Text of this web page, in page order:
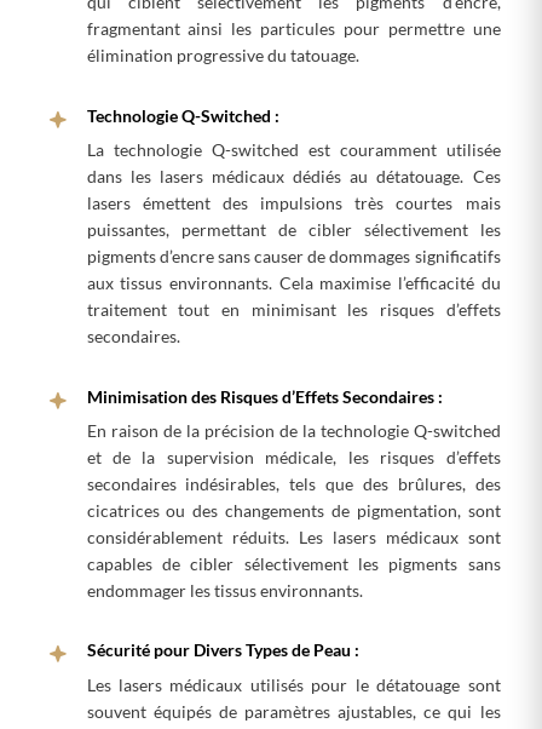
fragmentant ainsi les particules pour permettre une
élimination progressive du tatouage.
Technologie Q-Switched :
La technologie Q-switched est couramment utilisée
dans les lasers médicaux dédiés au détatouage. Ces
lasers émettent des impulsions très courtes mais
puissantes, permettant de cibler sélectivement les
pigments d’encre sans causer de dommages significatifs
aux tissus environnants. Cela maximise l’efficacité du
traitement tout en minimisant les risques d’effets
secondaires.
Minimisation des Risques d’Effets Secondaires :
En raison de la précision de la technologie Q-switched
et de la supervision médicale, les risques d’effets
secondaires indésirables, tels que des brûlures, des
cicatrices ou des changements de pigmentation, sont
considérablement réduits. Les lasers médicaux sont
capables de cibler sélectivement les pigments sans
endommager les tissus environnants.
Sécurité pour Divers Types de Peau :
Les lasers médicaux utilisés pour le détatouage sont
souvent équipés de paramètres ajustables, ce qui les